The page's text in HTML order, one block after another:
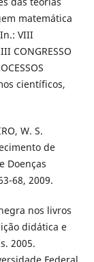
matemática
VIII
CONGRESSO
científicos,
W. S.
de
Doenças
68, 2009.
nos livros
didática e
2005.
Federal